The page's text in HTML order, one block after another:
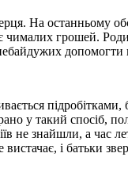
На останньому
грошей.
у такий спосіб,
не знайшли, а
і батьки